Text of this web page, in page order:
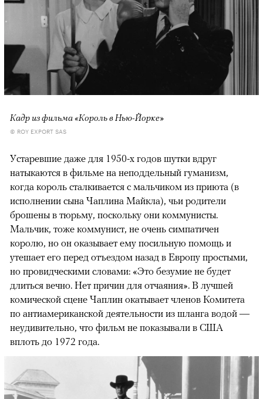
Кадр из фильма «Король в Нью-Йорке»
© ROY EXPORT SAS
Устаревшие даже для 1950-х годов шутки вдруг
натыкаются в фильме на неподдельный гуманизм,
когда король сталкивается с мальчиком из приюта (в
исполнении сына Чаплина Майкла), чьи родители
брошены в тюрьму, поскольку они коммунисты.
Мальчик, тоже коммунист, не очень симпатичен
королю, но он оказывает ему посильную помощь и
утешает его перед отъездом назад в Европу простыми,
но провидческими словами: «Это безумие не будет
длиться вечно. Нет причин для отчаяния». В лучшей
комической сцене Чаплин окатывает членов Комитета
по антиамериканской деятельности из шланга водой —
неудивительно, что фильм не показывали в США
вплоть до 1972 года.